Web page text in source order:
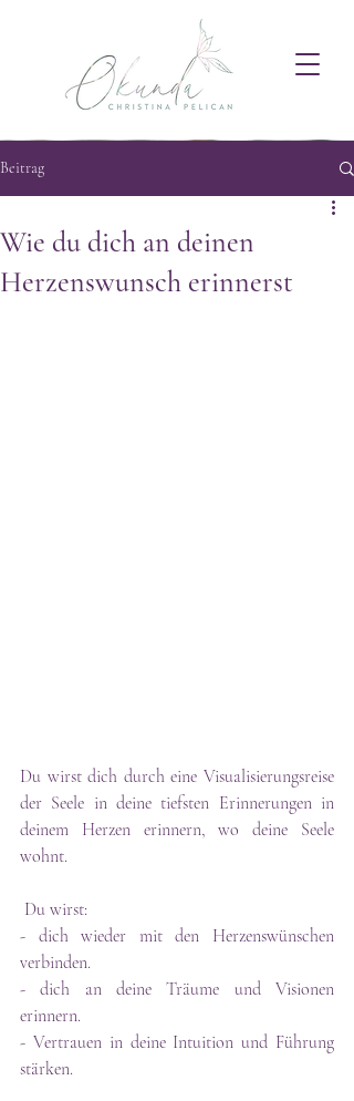
Beitrag
Wie du dich an deinen
Herzenswunsch erinnerst
Du wirst dich durch eine Visualisierungsreise
der Seele in deine tiefsten Erinnerungen in
deinem Herzen erinnern, wo deine Seele
wohnt.
Du wirst:
- dich wieder mit den Herzenswünschen
verbinden.
- dich an deine Träume und Visionen
erinnern.
- Vertrauen in deine Intuition und Führung
stärken.